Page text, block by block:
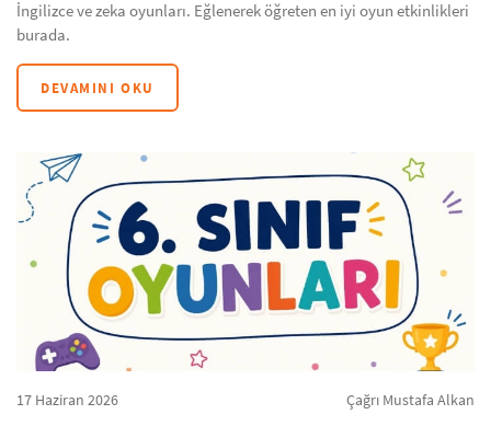
İngilizce ve zeka oyunları. Eğlenerek öğreten en iyi oyun etkinlikleri
burada.
DEVAMINI OKU
17 Haziran 2026 Çağrı Mustafa Alkan